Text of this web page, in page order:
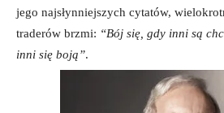
jego najsłynniejszych cytatów,
traderów brzmi: “Bój się, gdy inni są
inni się boją”.